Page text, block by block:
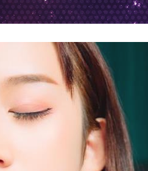
狮子座 处女座